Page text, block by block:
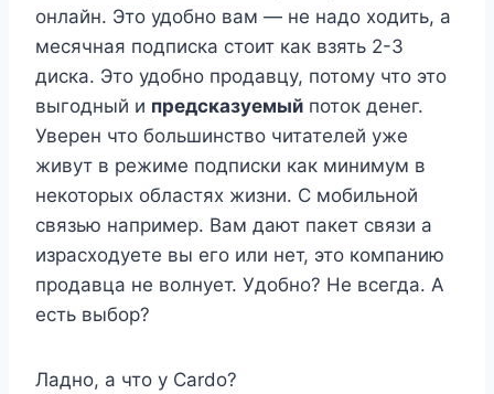
онлайн. Это удобно вам — не надо ходить, а
месячная подписка стоит как взять 2-3
диска. Это удобно продавцу, потому что это
выгодный и предсказуемый поток денег.
Уверен что большинство читателей уже
живут в режиме подписки как минимум в
некоторых областях жизни. С мобильной
связью например. Вам дают пакет связи а
израсходуете вы его или нет, это компанию
продавца не волнует. Удобно? Не всегда. А
есть выбор?
Ладно, а что у Cardo?